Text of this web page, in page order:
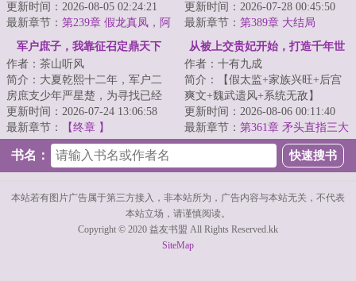
然发现自己温柔的大嫂、三年前
上门退婚的...
更新时间：2026-08-05 02:24:21
最新章节： 第239章 假龙真凤，阿
朵当众受不住了
的留京质子。&lt;br/&gt;留京二十
年，朝廷百...
更新时间：2026-07-28 00:45:50
最新章节： 第389章 大结局
军户庶子，我靠征召定鼎天下
作者：茶山听风
简介：大夏乾熙十二年，军户二
房庶支少年严星楚，为寻找已经
六年了无音讯的父亲，踏上了游
学寻亲之旅。恰...
更新时间：2026-07-24 13:06:58
最新章节：
【终章 】
从被上交贵妃开始，打造千年世
家
作者：十有九成
简介：【假太监+家族兴旺+后宫
爽文+魏武遗风+系统无敌】
&lt;br/&gt;苏牧穿越大夏，被亲娘
打包送进皇宫当...
更新时间：2026-08-06 00:11:40
最新章节： 第361章 矛头直指三大
势力
书名：
本站若有图片广告属于第三方接入，非本站所为，广告内容与本站无关，不代表
本站立场，请谨慎阅读。
Copyright © 2020 益友书盟 All Rights Reserved.kk
SiteMap